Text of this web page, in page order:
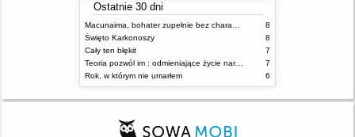
Ostatnie 30 dni
Macunaima, bohater zupełnie bez charakteru
8
Święto Karkonoszy
8
Cały ten błękit
7
Teoria pozwól im : odmieniające życie narzędzie, o którym mówią miliony ludzi
7
Rok, w którym nie umarłem
6